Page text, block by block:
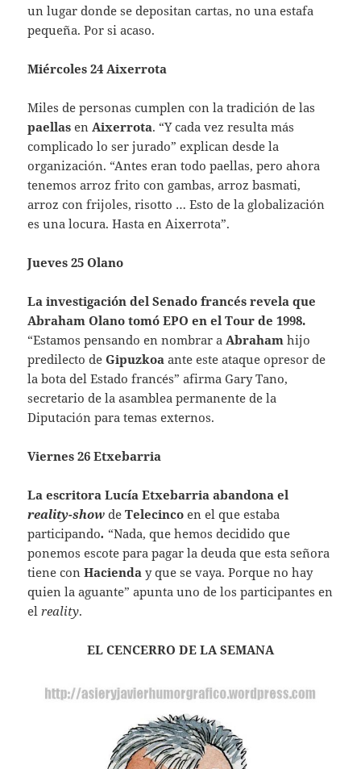
un lugar donde se depositan cartas, no una estafa
pequeña. Por si acaso.
Miércoles 24 Aixerrota
Miles de personas cumplen con la tradición de las
paellas en Aixerrota. “Y cada vez resulta más
complicado lo ser jurado” explican desde la
organización. “Antes eran todo paellas, pero ahora
tenemos arroz frito con gambas, arroz basmati,
arroz con frijoles, risotto … Esto de la globalización
es una locura. Hasta en Aixerrota”.
Jueves 25 Olano
La investigación delSenado francés revela que
Abraham Olano tomóEPO en el Tour de 1998.
“Estamos pensando en nombrar a Abraham hijo
predilecto deGipuzkoa ante este ataque opresor de
la bota del Estado francés” afirma Gary Tano,
secretario de la asamblea permanente de la
Diputación para temas externos.
Viernes 26 Etxebarria
La escritoraLucía Etxebarria abandona el
reality-showdeTelecincoen el que estaba
participando. “Nada, que hemos decidido que
ponemos escote para pagar la deuda que esta señora
tiene conHacienda y que se vaya. Porque no hay
quien la aguante” apunta uno de los participantes en
elreality.
EL CENCERRO DE LA SEMANA